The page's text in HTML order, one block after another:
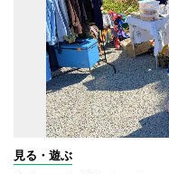
見る・遊ぶ